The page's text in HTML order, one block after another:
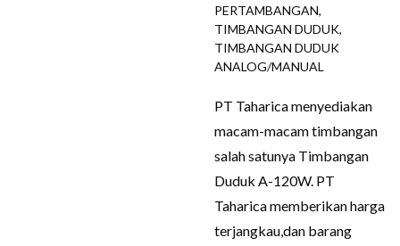
PERTAMBANGAN,
TIMBANGAN DUDUK,
TIMBANGAN DUDUK
ANALOG/MANUAL​
PT Taharica menyediakan
macam-macam timbangan
salah satunya Timbangan
Duduk A-120W. PT
Taharica memberikan harga
terjangkau,dan barang